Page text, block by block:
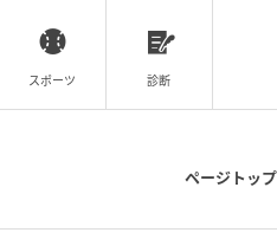
フィガロジャポン
￥72,600／エムエム6 メゾ
スポーツ 診断
ページトッ